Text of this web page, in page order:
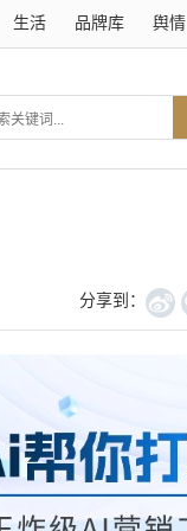
生活 品牌库 舆情
分享到：